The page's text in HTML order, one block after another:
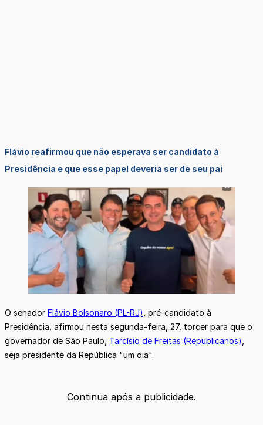
Flávio reafirmou que não esperava ser candidato à
Presidência e que esse papel deveria ser de seu pai
O senador Flávio Bolsonaro (PL-RJ) , pré-candidato à
Presidência, afirmou nesta segunda-feira, 27, torcer para que o
governador de São Paulo, Tarcísio de Freitas (Republicanos)
seja presidente da República "um dia".
Continua após a publicidade.